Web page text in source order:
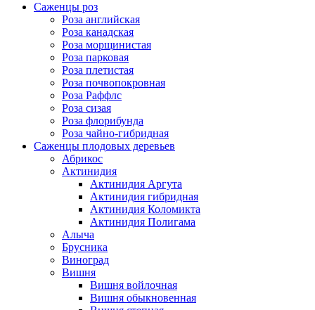
Саженцы роз
Роза английская
Роза канадская
Роза морщинистая
Роза парковая
Роза плетистая
Роза почвопокровная
Роза Раффлс
Роза сизая
Роза флорибунда
Роза чайно-гибридная
Саженцы плодовых деревьев
Абрикос
Актинидия
Актинидия Аргута
Актинидия гибридная
Актинидия Коломикта
Актинидия Полигама
Алыча
Брусника
Виноград
Вишня
Вишня войлочная
Вишня обыкновенная